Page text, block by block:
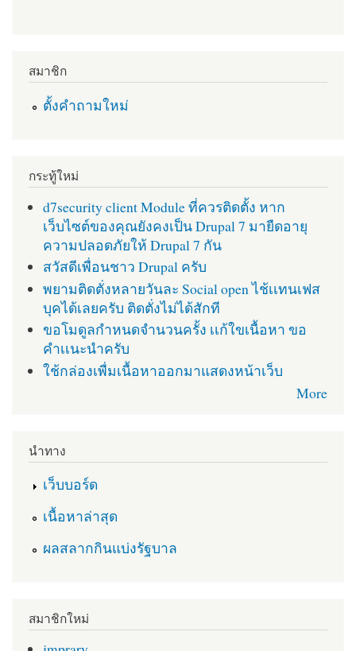
สมาชิก
ตั้งคำถามใหม่
กระทู้ใหม่
d7security client Module ที่ควรติดตั้ง หาก
เว็บไซต์ของคุณยังคงเป็น Drupal 7 มายืดอายุ
ความปลอดภัยให้ Drupal 7 กัน
สวัสดีเพื่อนชาว Drupal ครับ
พยามติดตั่งหลายวันละ Social open ไช้เเทนเฟส
บุคได้เลยครับ ติดตั่งไม่ได้สักที
ขอโมดูลกำหนดจำนวนครั้ง เเก้ใขเนื้อหา ขอ
คำเเนะนำครับ
ใช้กล่องเพื่มเนื้อหาออกมาแสดงหน้าเว็บ
More
นำทาง
เว็บบอร์ด
เนื้อหาล่าสุด
ผลสลากกินแบ่งรัฐบาล
สมาชิกใหม่